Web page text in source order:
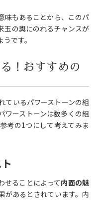
味もあることから、このパ
玉の輿にのれるチャンスが
です。
！おすすめの
ているパワーストーンの組
ワーストーンは数多くの組
考の1つにして考えてみま
せることによって内面の魅
があるとされています。内